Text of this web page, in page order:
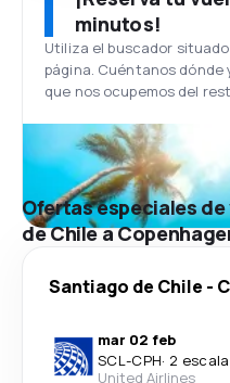
minutos!
Utiliza el buscador
página. Cuéntanos dónde
que nos ocupemos del
Ofertas especiales
de Chile a
Santiago de Chile -
mar 02 feb
SCL-CPH· 2
United Airlines